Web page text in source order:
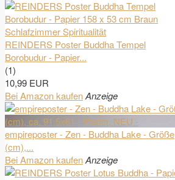
REINDERS Poster Buddha Tempel
Borobudur - Papier...
(1)
10,99 EUR
Bei Amazon kaufenAnzeige
empireposter - Zen - Buddha Lake - Größe
(cm),...
Bei Amazon kaufenAnzeige